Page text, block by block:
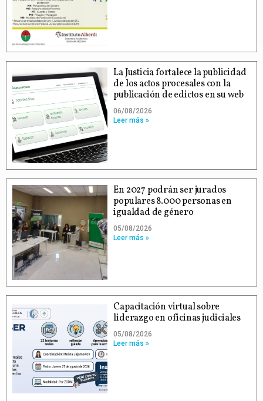
La Justicia fortalece la publicidad
de los actos procesales con la
publicación de edictos en su web
06/08/2026
Leer más »
En 2027 podrán ser jurados
populares 8.000 personas en
igualdad de género
05/08/2026
Leer más »
Capacitación virtual sobre
liderazgo en oficinas judiciales
05/08/2026
Leer más »